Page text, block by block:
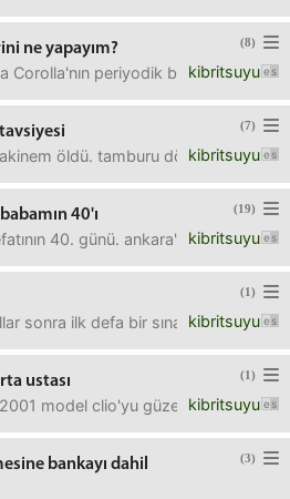
(8)
ne yapayım?
kibritsuyu
Corolla'nın periyodik bakımda ön
(7)
kibritsuyu
öldü. tamburu döndüren mil
(19)
40'ı
kibritsuyu
40. günü. ankara'da öyle
(1)
kibritsuyu
sonra ilk defa bir sınava
(1)
ustası
kibritsuyu
2001 model clio'yu güzelce onaracak
(3)
bankayı dahil